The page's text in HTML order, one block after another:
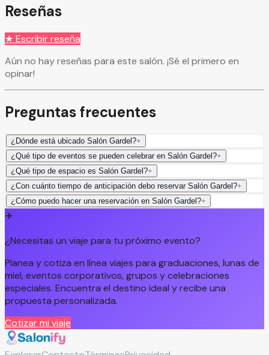
Reseñas
★ Escribir reseña
Aún no hay reseñas para este salón. ¡Sé el primero en
opinar!
Preguntas frecuentes
¿Dónde está ubicado Salón Gardel?+
¿Qué tipo de eventos se pueden celebrar en Salón Gardel?+
¿Qué tipo de espacio es Salón Gardel?+
¿Con cuánto tiempo de anticipación debo reservar Salón Gardel?+
¿Cómo puedo hacer una reservación en Salón Gardel?+
✈️
¿Necesitas un viaje para tu próximo evento?
Planea y cotiza en línea viajes para graduaciones, lunas de
miel, eventos corporativos, grupos y celebraciones
especiales. Encuentra el destino ideal y recibe una
propuesta personalizada.
Cotizar mi viaje